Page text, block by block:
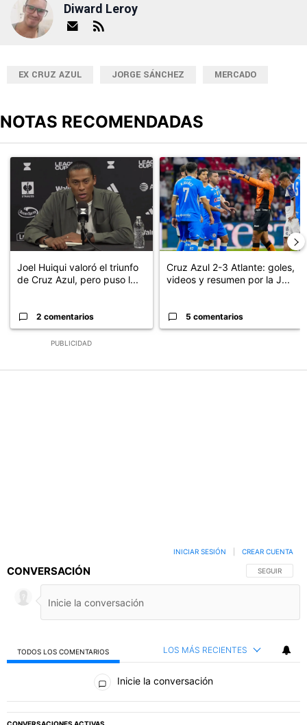
Diward Leroy
EX CRUZ AZUL JORGE SÁNCHEZ MERCADO
NOTAS RECOMENDADAS
PUBLICIDAD
Un artículo de tendencia con el título "Joel Huiqui valoró el
Joel Huiqui valoró el triunfo
de Cruz Azul, pero puso l...
2 comentarios
Un artículo de tendencia con el
Cruz Azul 2-3 Atlante: goles,
videos y resumen por la J...
5 comentarios
CONVERSACIÓN SIGA ESTA
SEGUIR
INICIAR SESIÓN CREAR CUENTA
TODOS LOS COMENTARIOS LOS MÁS RECIENTES
Todos los comentarios
Inicie la conversación